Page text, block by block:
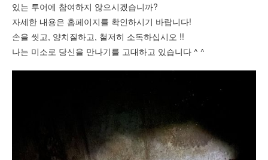
있는 투어에 참여하지 않으시겠습니까?
자세한 내용은 홈페이지를 확인하시기 바랍니다!
손을 씻고, 양치질하고, 철저히 소독하십시오 !!
나는 미소로 당신을 만나기를 고대하고 있습니다 ^ ^